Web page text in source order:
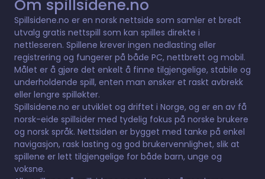
Om spillsidene.no
Spillsidene.no er en norsk nettside som samler et bredt
utvalg gratis nettspill som kan spilles direkte i
nettleseren. Spillene krever ingen nedlasting eller
registrering og fungerer på både PC, nettbrett og mobil.
Målet er å gjøre det enkelt å finne tilgjengelige, stabile og
underholdende spill, enten man ønsker et raskt avbrekk
eller lengre spilløkter.
Spillsidene.no er utviklet og driftet i Norge, og er en av få
norsk-eide spillsider med tydelig fokus på norske brukere
og norsk språk. Nettsiden er bygget med tanke på enkel
navigasjon, rask lasting og god brukervennlighet, slik at
spillene er lett tilgjengelige for både barn, unge og
voksne.